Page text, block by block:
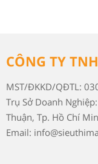
CÔNG TY
MST/ĐKKD/QĐTL:
Trụ Sở Doanh
Thuận, Tp. Hồ Chí
Email: